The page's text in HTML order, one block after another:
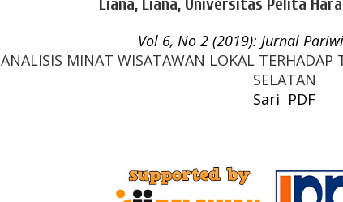
Liana, Liana, Universitas Pelita
Vol 6, No 2 (2019): Jurnal
ANALISIS MINAT WISATAWAN LOKAL TERHADAP
SELATAN
Sari PDF